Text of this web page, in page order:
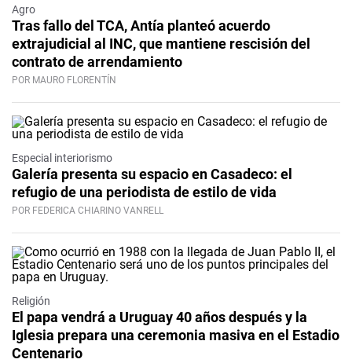
Agro
Tras fallo del TCA, Antía planteó acuerdo
extrajudicial al INC, que mantiene rescisión del
contrato de arrendamiento
POR MAURO FLORENTÍN
Especial interiorismo
Galería presenta su espacio en Casadeco: el
refugio de una periodista de estilo de vida
POR FEDERICA CHIARINO VANRELL
Religión
El papa vendrá a Uruguay 40 años después y la
Iglesia prepara una ceremonia masiva en el Estadio
Centenario